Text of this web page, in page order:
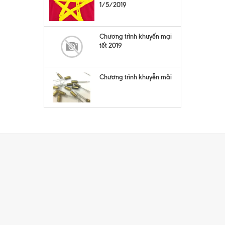
1/5/2019
Chương trình khuyến mại
tết 2019
Chương trình khuyễn mãi